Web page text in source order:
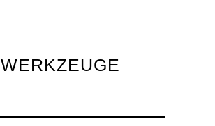
WERKZEUGE